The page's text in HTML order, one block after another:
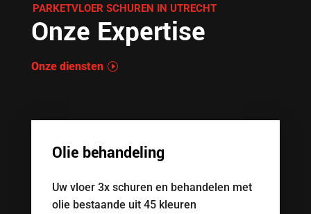
PARKETVLOER SCHUREN IN UTRECHT
Onze Expertise
Onze diensten
Olie behandeling
Uw vloer 3x schuren en behandelen met
olie bestaande uit 45 kleuren